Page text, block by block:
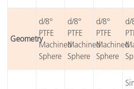
Geometry
d/8°
PTFE
Machined
Sphere
d/8°
PTFE
Machined
Sphere
d/8°
PTFE
Machined
Sphere
d/